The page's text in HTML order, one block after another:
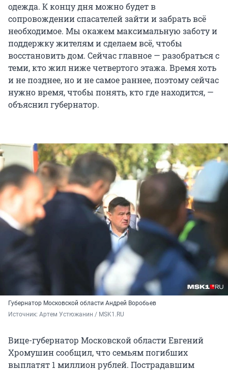
одежда. К концу дня можно будет в
сопровождении спасателей зайти и забрать всё
необходимое. Мы окажем максимальную заботу и
поддержку жителям и сделаем всё, чтобы
восстановить дом. Сейчас главное — разобраться с
теми, кто жил ниже четвертого этажа. Время хоть
и не позднее, но и не самое раннее, поэтому сейчас
нужно время, чтобы понять, кто где находится, —
объяснил губернатор.
Губернатор Московской области Андрей Воробьев
Источник: Артем Устюжанин / MSK1.RU
Вице-губернатор Московской области Евгений
Хромушин сообщил, что семьям погибших
выплатят 1 миллион рублей. Пострадавшим